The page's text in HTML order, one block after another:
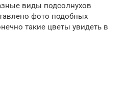
виды подсолнухов
фото подобных
такие цветы увидеть в